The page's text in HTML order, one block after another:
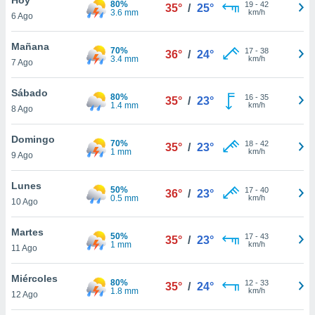
y
en
más
de
6 Ago
80%
3.6 mm
35° / 25° 19- 42
km/h
Mañana
7 Ago
70%
3.4 mm
36° / 24° 17- 38
km/h
Sábado
8 Ago
80%
1.4 mm
35° / 23° 16- 35
km/h
Domingo
9 Ago
70%
1 mm
35° / 23° 18- 42
km/h
Lunes
10 Ago
50%
0.5 mm
36° / 23° 17- 40
km/h
Martes
11 Ago
50%
1 mm
35° / 23° 17- 43
km/h
Miércoles
12 Ago
80%
1.8 mm
35° / 24° 12- 33
km/h